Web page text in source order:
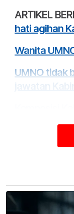
ARTIKEL
hati agihan
Wanita
UMNO tidak
kata Tok Mat
Beliau yang
kembali
ini sejak 60